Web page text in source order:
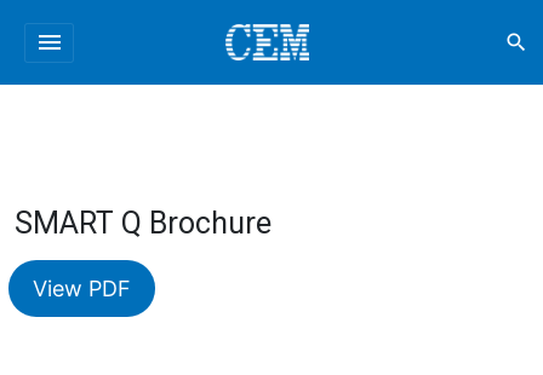
menu search
SMART Q Brochure
View PDF